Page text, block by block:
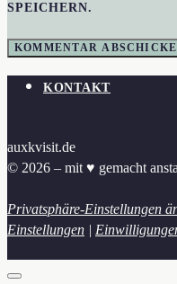
SPEICHERN.
KONTAKT
auxkvisit.de
© 2026 – mit ♥︎ gemacht
Privatsphäre-Einstellungen
Einstellungen |